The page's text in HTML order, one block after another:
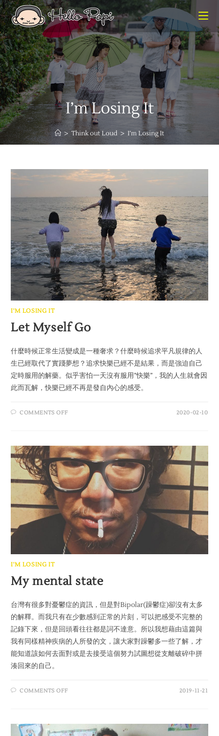
I’m Losing It
> Think out Loud > I’m Losing It
I'M LOSING IT
Let Myself Go
什麼時候正常生活變成是一種奢求？什麼時候追求平凡規律的人
生已經取代了實踐夢想？追求快樂已經不是結果，而是強迫自己
定時服用的解藥。似乎害怕一天沒有服用”快樂”，我的人生就會因
此而瓦解，快樂已經不再是發自內心的感受。
COMMENTS OFF 2020-02-10
I'M LOSING IT
My mental state
台灣有很多對憂鬱症的資訊，但是對Bipolar(躁鬱症)卻沒有太多
的解釋。而我只有在少數感到正常的片刻，可以把感受不完整的
記錄下來，但是回頭看往往都是詞不達意。所以我想藉由這篇與
我有同樣精神疾病的人所發的文，讓大家對躁鬱多一些了解，才
能知道該如何去面對或是去接受這個努力試圖想從支離破碎中拼
湊回來的自己。
COMMENTS OFF 2019-11-21